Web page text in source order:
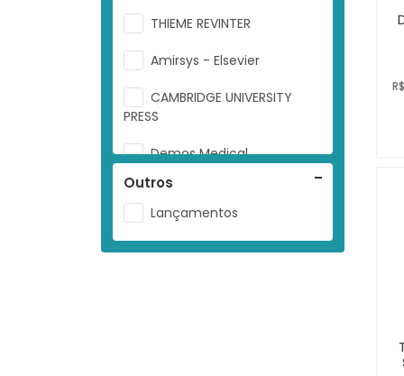
THIEME REVINTER
Amirsys - Elsevier
CAMBRIDGE UNIVERSITY
PRESS
Demos Medical
Elsevier
Innovative Pathology Press
Outros
Lançamentos